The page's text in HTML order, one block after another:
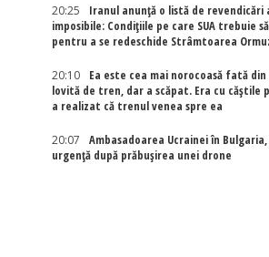
20:25
Iranul anunță o listă de revendicări
imposibile: Condițiile pe care SUA trebuie
pentru a se redeschide Strâmtoarea
20:10
Ea este cea mai norocoasă fată
lovită de tren, dar a scăpat. Era cu căștile
a realizat că trenul venea spre ea
20:07
Ambasadoarea Ucrainei în
urgență după prăbușirea unei drone